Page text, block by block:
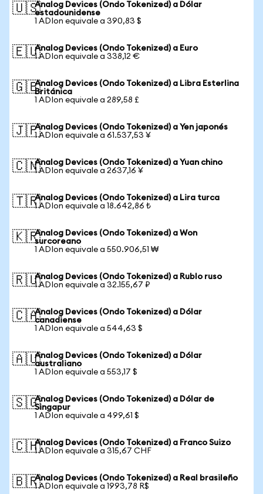
🇺🇸Analog Devices (Ondo Tokenized) a Dólar
estadounidense
1 ADIon equivale a 390,83 $
🇪🇺Analog Devices (Ondo Tokenized) a Euro
1 ADIon equivale a 338,12 €
🇬🇧Analog Devices (Ondo Tokenized) a Libra Esterlina
Británica
1 ADIon equivale a 289,58 £
🇯🇵Analog Devices (Ondo Tokenized) a Yen japonés
1 ADIon equivale a 61.537,53 ¥
🇨🇳Analog Devices (Ondo Tokenized) a Yuan chino
1 ADIon equivale a 2637,16 ¥
🇹🇷Analog Devices (Ondo Tokenized) a Lira turca
1 ADIon equivale a 18.642,86 ₺
🇰🇷Analog Devices (Ondo Tokenized) a Won
surcoreano
1 ADIon equivale a 550.906,51 ₩
🇷🇺Analog Devices (Ondo Tokenized) a Rublo ruso
1 ADIon equivale a 32.155,67 ₽
🇨🇦Analog Devices (Ondo Tokenized) a Dólar
canadiense
1 ADIon equivale a 544,63 $
🇦🇺Analog Devices (Ondo Tokenized) a Dólar
australiano
1 ADIon equivale a 553,17 $
🇸🇬Analog Devices (Ondo Tokenized) a Dólar de
Singapur
1 ADIon equivale a 499,61 $
🇨🇭Analog Devices (Ondo Tokenized) a Franco Suizo
1 ADIon equivale a 315,67 CHF
🇧🇷Analog Devices (Ondo Tokenized) a Real brasileño
1 ADIon equivale a 1993,78 R$